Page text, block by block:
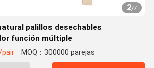
2/7
palillos desechables
función múltiple
pair MOQ：300000 parejas